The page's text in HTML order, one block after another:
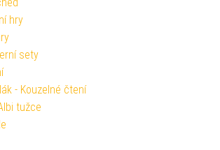
hry
sety
- Kouzelné čtení
tužce